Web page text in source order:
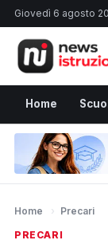
Giovedì 6 agosto
Home
Home › Precari
PRECARI